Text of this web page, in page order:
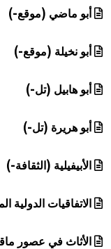
أبو ماضي (موقع-)
أبو نخيلة (موقع-)
أبو هابيل (تل-)
أبو هريرة (تل-)
الأبيفيلية (الثقافة-)
الاتفاقيات الدولية
الأثاث في عصور